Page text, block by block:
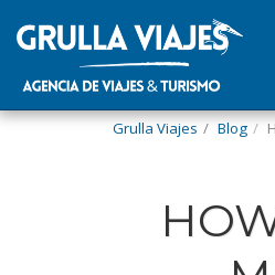
Grulla Viajes Blog